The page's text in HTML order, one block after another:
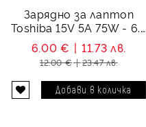
Зарядно за лаптоп
Toshiba 15V 5A 75W - 6.3
X 3.0
6.00 € 11.73 лв.
12.00 € 23.47 лв.